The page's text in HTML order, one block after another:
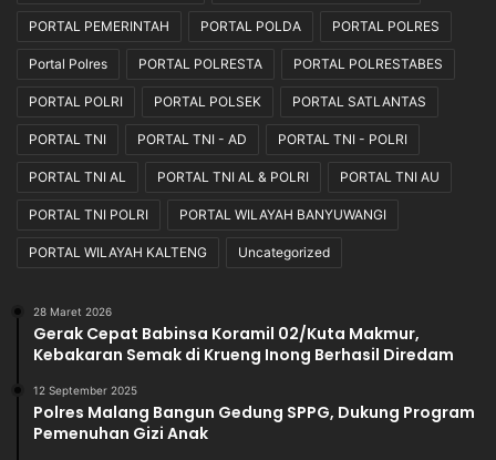
PORTAL PEMERINTAH PORTAL POLDA PORTAL POLRES
Portal Polres PORTAL POLRESTA PORTAL POLRESTABES
PORTAL POLRI PORTAL POLSEK PORTAL SATLANTAS
PORTAL TNI PORTAL TNI - AD PORTAL TNI - POLRI
PORTAL TNI AL PORTAL TNI AL & POLRI PORTAL TNI AU
PORTAL TNI POLRI PORTAL WILAYAH BANYUWANGI
PORTAL WILAYAH KALTENG Uncategorized
28 Maret 2026
Gerak Cepat Babinsa Koramil 02/Kuta Makmur,
Kebakaran Semak di Krueng Inong Berhasil Diredam
12 September 2025
Polres Malang Bangun Gedung SPPG, Dukung Program
Pemenuhan Gizi Anak